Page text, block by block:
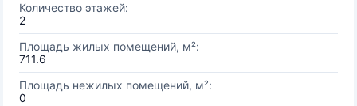
Количество этажей:
2
Площадь жилых помещений, м²:
711.6
Площадь нежилых помещений, м²:
0